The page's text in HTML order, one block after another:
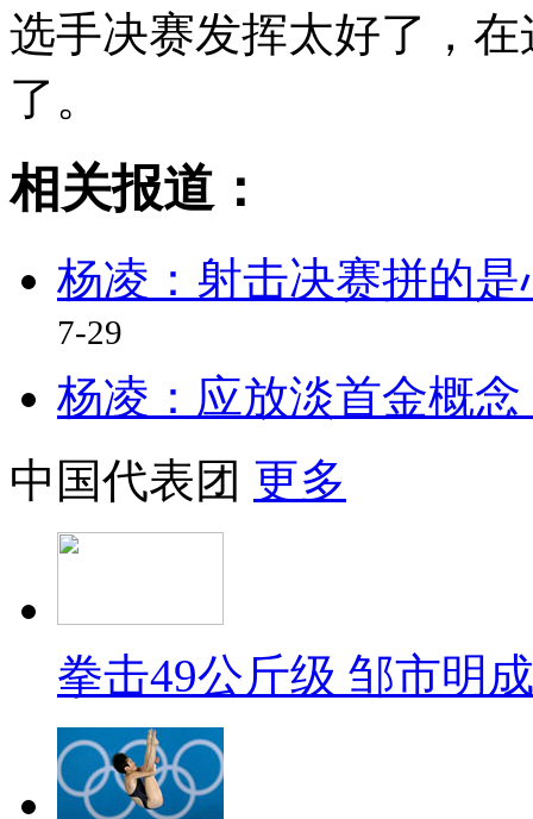
选手决赛发挥太好了，
了。
相关报道：
杨凌：射击决赛拼的
7-29
杨凌：应放淡首金概
中国代表团 更多
拳击49公斤级 邹市明